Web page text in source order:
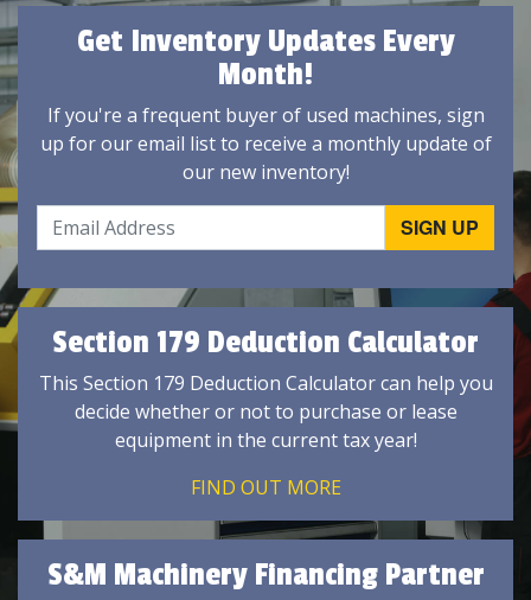
Get Inventory Updates Every
Month!
If you're a frequent buyer of used machines, sign
up for our email list to receive a monthly update of
our new inventory!
Section 179 Deduction Calculator
This Section 179 Deduction Calculator can help you
decide whether or not to purchase or lease
equipment in the current tax year!
FIND OUT MORE
S&M Machinery Financing Partner